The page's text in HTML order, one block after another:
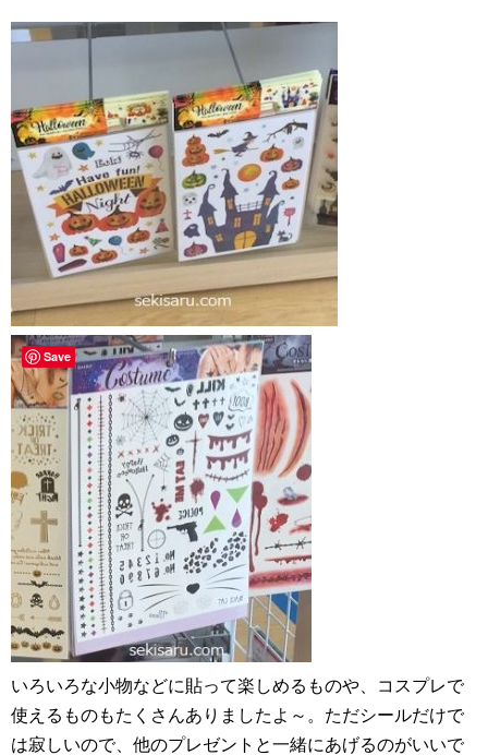
いろいろな小物などに貼って楽しめるものや、コスプレで
使えるものもたくさんありましたよ～。ただシールだけで
は寂しいので、他のプレゼントと一緒にあげるのがいいで
Save